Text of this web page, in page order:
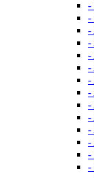
-
-
-
-
-
-
-
-
-
-
-
-
-
-